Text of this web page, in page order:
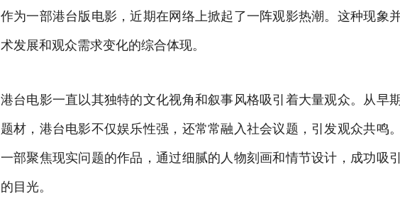
作为一部港台版电影，近期在网络上掀起了一阵观影热潮。这种现象
术发展和观众需求变化的综合体现。
港台电影一直以其独特的文化视角和叙事风格吸引着大量观众。从早
题材，港台电影不仅娱乐性强，还常常融入社会议题，引发观众共鸣
一部聚焦现实问题的作品，通过细腻的人物刻画和情节设计，成功吸
的目光。